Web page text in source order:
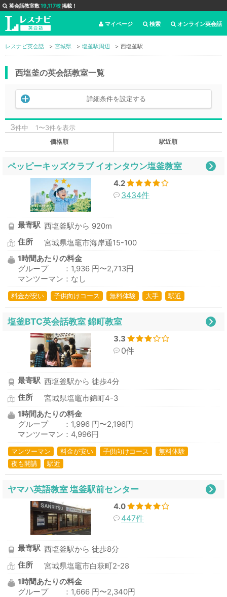
英会話教室数19,117校掲載！
オンライン英会話
検索
マイページ
レスナビ英会話 宮城県 塩釜駅周辺 西塩釜駅
西塩釜の英会話教室一覧
詳細条件を設定する
3件中 1〜3件を表示
価格順 駅近順
ペッピーキッズクラブ イオンタウン塩釜教室
4.2
3434件
最寄駅 西塩釜駅から 920m
住所
宮城県塩竈市海岸通15-100
1時間あたりの料金
グループ ：1,936 円〜2,713円
マンツーマン：なし
料金が安い 子供向けコース 無料体験 大手 駅近
塩釜BTC英会話教室 錦町教室
3.3
0件
最寄駅 西塩釜駅から 徒歩4分
住所
宮城県塩竈市錦町4-3
1時間あたりの料金
グループ ：1,996 円〜2,196円
マンツーマン：4,996円
マンツーマン 料金が安い 子供向けコース
無料体験
夜も開講
駅近
ヤマハ英語教室 塩釜駅前センター
4.0
447件
最寄駅 西塩釜駅から 徒歩8分
住所
宮城県塩竈市白萩町2-28
1時間あたりの料金
グループ ：1,666 円〜2,340円